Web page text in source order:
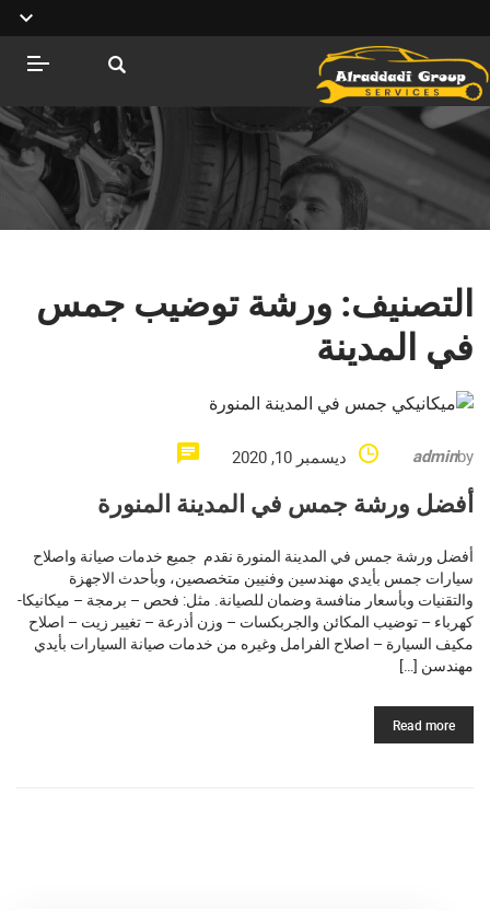
التصنيف: ورشة توضيب جمس
في المدينة
by
admin ديسمبر 10, 2020
أفضل ورشة جمس في المدينة المنورة
أفضل ورشة جمس في المدينة المنورة نقدم جميع خدمات صيانة واصلاح
سيارات جمس بأيدي مهندسين وفنيين متخصصين، وبأحدث الاجهزة
والتقنيات وبأسعار منافسة وضمان للصيانة. مثل: فحص – برمجة – ميكانيكا-
كهرباء – توضيب المكائن والجربكسات – وزن أذرعة – تغيير زيت – اصلاح
مكيف السيارة – اصلاح الفرامل وغيره من خدمات صيانة السيارات بأيدي
مهندسن […]
Read more